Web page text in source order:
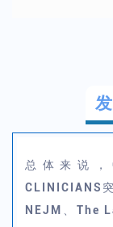
总体来说，
CLINICIANS
NEJM、The